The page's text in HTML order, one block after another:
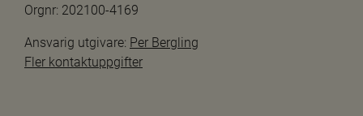
Orgnr: 202100-4169
Ansvarig utgivare: Per Bergling
Fler kontaktuppgifter